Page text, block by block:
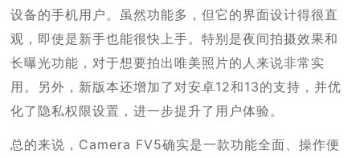
设备的手机用户。虽然功能多，但它的界面设计得很直
观，即使是新手也能很快上手。特别是夜间拍摄效果和
长曝光功能，对于想要拍出唯美照片的人来说非常实
用。另外，新版本还增加了对安卓12和13的支持，并优
化了隐私权限设置，进一步提升了用户体验。
总的来说，Camera FV5确实是一款功能全面、操作便